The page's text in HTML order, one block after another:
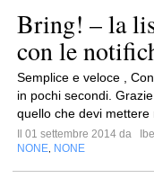
Bring! – la
con le
Semplice e veloce ,
in pochi secondi.
quello che devi mettere
Il 01 settembre 2014 da
NONE NONE